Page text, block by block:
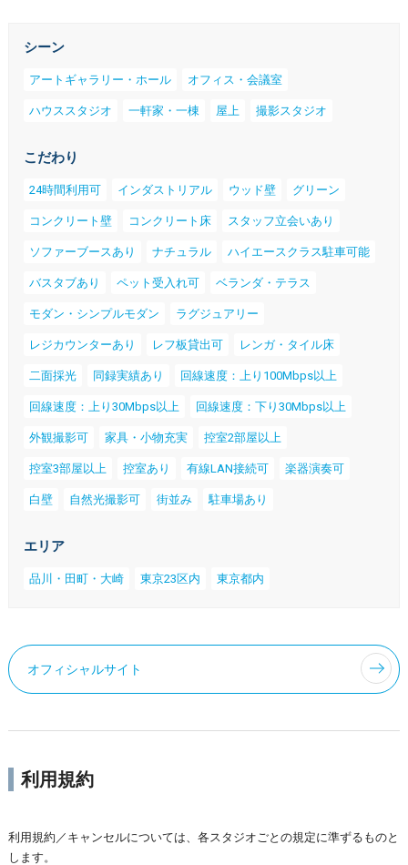
シーン
アートギャラリー・ホール オフィス・会議室
ハウススタジオ 一軒家・一棟 屋上 撮影スタジオ
こだわり
24時間利用可 インダストリアル ウッド壁 グリーン
コンクリート壁 コンクリート床 スタッフ立会いあり
ソファーブースあり ナチュラル ハイエースクラス駐車可能
バスタブあり ペット受入れ可 ベランダ・テラス
モダン・シンプルモダン ラグジュアリー
レジカウンターあり レフ板貸出可 レンガ・タイル床
二面採光 同録実績あり 回線速度：上り100Mbps以上
回線速度：上り30Mbps以上 回線速度：下り30Mbps以上
外観撮影可 家具・小物充実 控室2部屋以上
控室3部屋以上 控室あり 有線LAN接続可 楽器演奏可
白壁 自然光撮影可 街並み 駐車場あり
エリア
品川・田町・大崎 東京23区内 東京都内
オフィシャルサイト
利用規約
利用規約／キャンセルについては、各スタジオごとの規定に準ずるものと
します。